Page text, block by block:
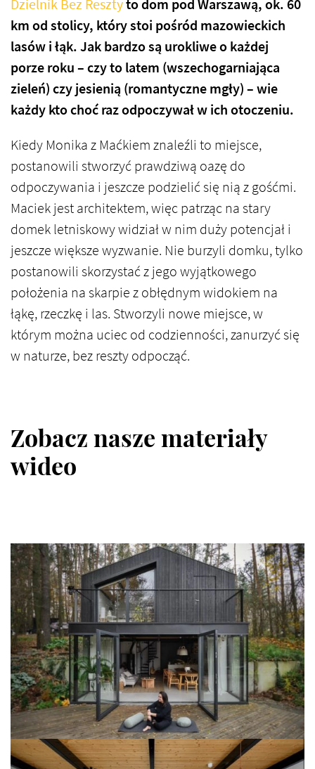
Dzielnik Bez Resztyto dom pod Warszawą, ok. 60
km od stolicy, który stoi pośród mazowieckich
lasów i łąk. Jak bardzo są urokliwe o każdej
porze roku – czy to latem (wszechogarniająca
zieleń) czy jesienią (romantyczne mgły) – wie
każdy kto choć raz odpoczywał w ich otoczeniu.
Kiedy Monika z Maćkiem znaleźli to miejsce,
postanowili stworzyć prawdziwą oazę do
odpoczywania i jeszcze podzielić się nią z gośćmi.
Maciek jest architektem, więc patrząc na stary
domek letniskowy widział w nim duży potencjał i
jeszcze większe wyzwanie. Nie burzyli domku, tylko
postanowili skorzystać z jego wyjątkowego
położenia na skarpie z obłędnym widokiem na
łąkę, rzeczkę i las. Stworzyli nowe miejsce, w
którym można uciec od codzienności, zanurzyć się
w naturze, bez reszty odpocząć.
Zobacz nasze materiały
wideo